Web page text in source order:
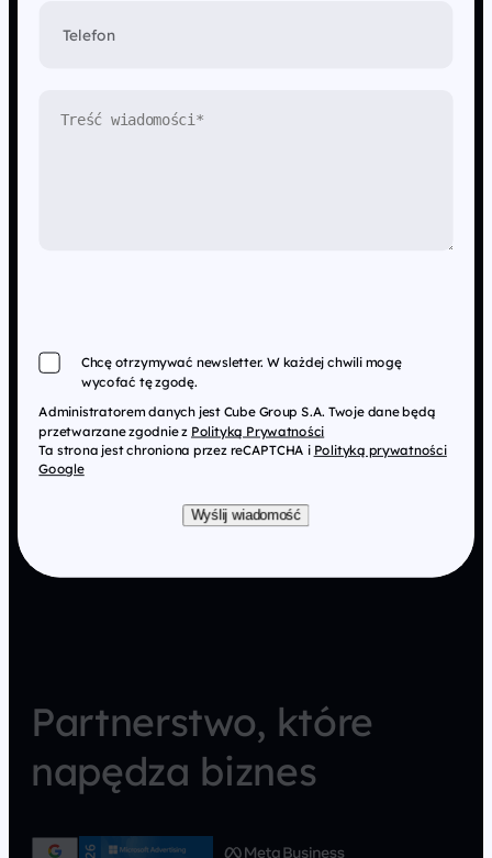
Telefon
Chcę otrzymywać newsletter. W każdej chwili mogę
wycofać tę zgodę.
Administratorem danych jest Cube Group S.A. Twoje dane będą
przetwarzane zgodnie z Polityką Prywatności
Ta strona jest chroniona przez reCAPTCHA i Polityką prywatności
Google
Wyślij wiadomość
Partnerstwo, które
napędza biznes